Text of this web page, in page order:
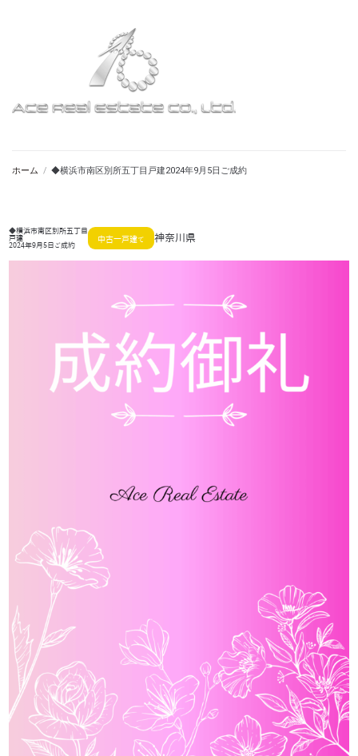
ホーム / ◆横浜市南区別所五丁目戸建2024年9月5日ご成約
◆横浜市南区別所五丁目
戸建
2024年9月5日ご成約
中古一戸建て 神奈川県